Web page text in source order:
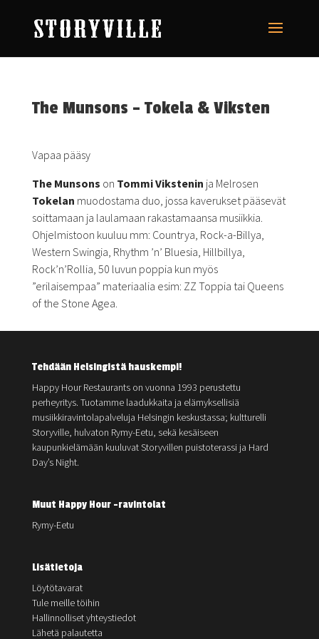
The Munsons – Tokela & Viksten
Vapaa pääsy
The Munsons on Tommi Vikstenin ja Melrosen
Tokelan muodostama duo, jossa kaverukset pääsevät
soittamaan ja laulamaan rakastamaansa musiikkia.
Ohjelmistoon kuuluu mm: Countrya, Rock-a-Billya,
Western Swingia, Rhythm ’n’ Bluesia, Hillbillya,
Rock’n’Rollia, 50 luvun poppia kun myös
”erilaisempaa” materiaalia esim: ZZ Toppia tai Queens
of the Stone Agea.
Tehdään Helsingistä hauskempi!
Happy Hour Restaurants on vuonna 1993 perustettu
perheyritys. Tuotamme laadukkaita ja elämyksellisiä
musiikkiravintolapalveluja Helsingin keskustassa; kultturelli
Storyville, hulvaton Rymy-Eetu, sekä kesäiseen
kaupunkielämään kuuluvat Storyvillen puistoterassi ja Hard
Day’s Night.
Muut Happy Hour -ravintolat
Rymy-Eetu
Lisätietoja
Löytötavarat
Tule meille töihin
Hallinnolliset yhteystiedot
Lähetä palautetta